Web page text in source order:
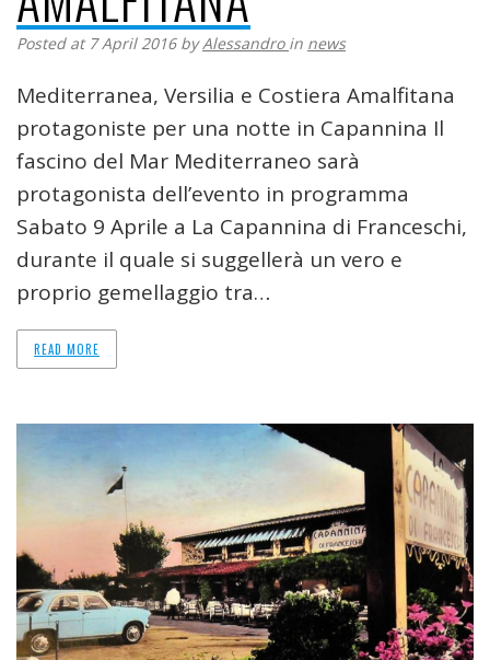
Posted at 7 April 2016 byAlessandro in news
Mediterranea, Versilia e Costiera Amalfitana
protagoniste per una notte in Capannina Il
fascino del Mar Mediterraneo sarà
protagonista dell’evento in programma
Sabato 9 Aprile a La Capannina di Franceschi,
durante il quale si suggellerà un vero e
proprio gemellaggio tra…
READ MORE